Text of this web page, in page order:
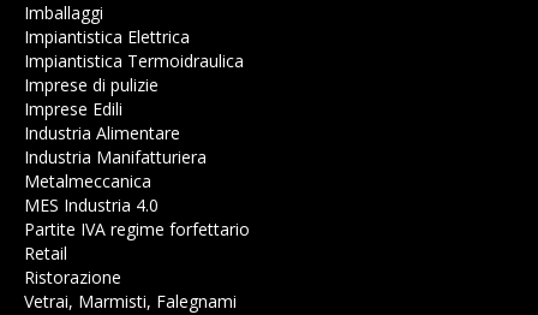
Imballaggi
Impiantistica Elettrica
Impiantistica Termoidraulica
Imprese di pulizie
Imprese Edili
Industria Alimentare
Industria Manifatturiera
Metalmeccanica
MES Industria 4.0
Partite IVA regime forfettario
Retail
Ristorazione
Vetrai, Marmisti, Falegnami